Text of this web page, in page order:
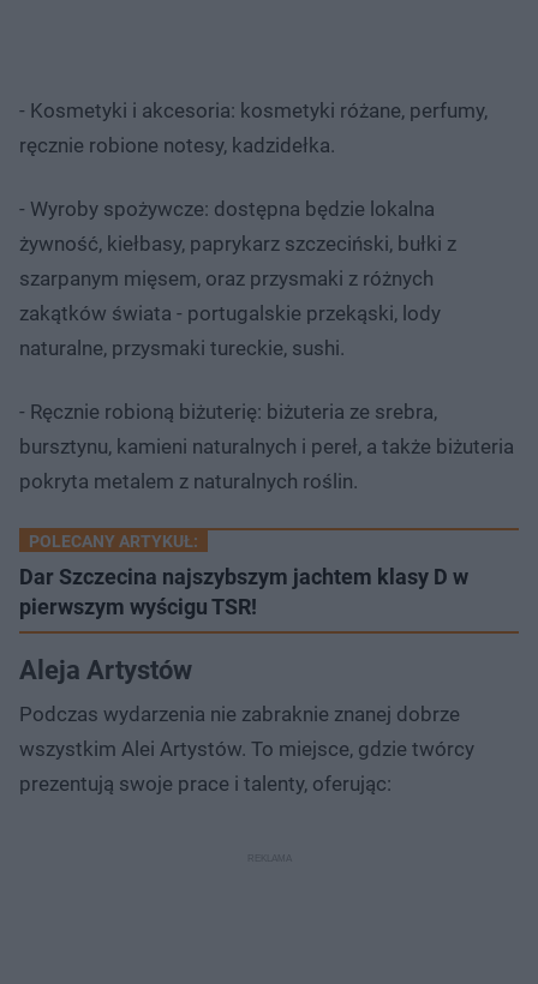
- Kosmetyki i akcesoria: kosmetyki różane, perfumy,
ręcznie robione notesy, kadzidełka.
- Wyroby spożywcze: dostępna będzie lokalna
żywność, kiełbasy, paprykarz szczeciński, bułki z
szarpanym mięsem, oraz przysmaki z różnych
zakątków świata - portugalskie przekąski, lody
naturalne, przysmaki tureckie, sushi.
- Ręcznie robioną biżuterię: biżuteria ze srebra,
bursztynu, kamieni naturalnych i pereł, a także biżuteria
pokryta metalem z naturalnych roślin.
POLECANY ARTYKUŁ:
Dar Szczecina najszybszym jachtem klasy D w
pierwszym wyścigu TSR!
Aleja Artystów
Podczas wydarzenia nie zabraknie znanej dobrze
wszystkim Alei Artystów. To miejsce, gdzie twórcy
prezentują swoje prace i talenty, oferując: